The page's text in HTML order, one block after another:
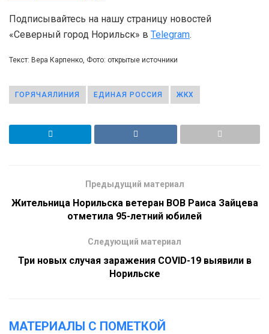
Подписывайтесь на нашу страницу новостей
«Северный город Норильск» в Telegram.
Текст: Вера Карпенко, Фото: открытые источники
ГОРЯЧАЯЛИНИЯ ЕДИНАЯ РОССИЯ ЖКХ
Предыдущий материал
Жительница Норильска ветеран ВОВ Раиса Зайцева
отметила 95-летний юбилей
Следующий материал
Три новых случая заражения COVID-19 выявили в
Норильске
МАТЕРИАЛЫ С ПОМЕТКОЙ